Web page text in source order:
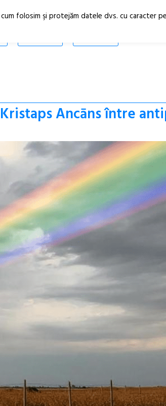
Ancāns între
folosim şi protejăm datele dvs. cu caracter